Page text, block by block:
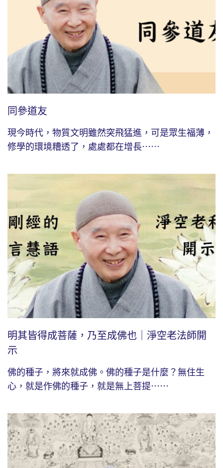
同參道友
現今時代，物質文明雖然突飛猛進，可是眾生福薄，
修學的環境糟透了，處處都在增長⋯⋯
明其皆得成菩薩，乃至成佛也｜淨空老法師開
示
佛的種子，將來就成佛。佛的種子是什麼？無住生
心，就是作佛的種子，就是無上菩提⋯⋯